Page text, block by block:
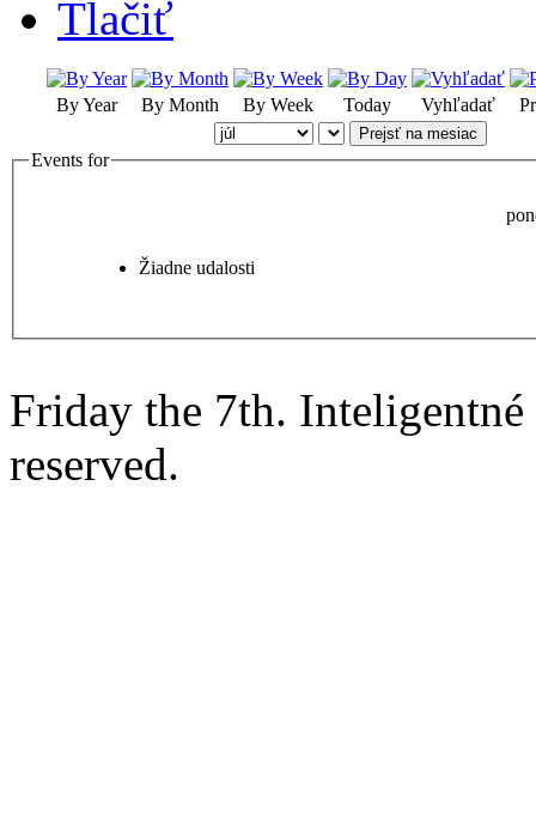
By Year By Month By Week Today Vyhľadať
Prejsť na mesiac
Events for
Žiadne udalosti
Friday the 7th.
reserved.